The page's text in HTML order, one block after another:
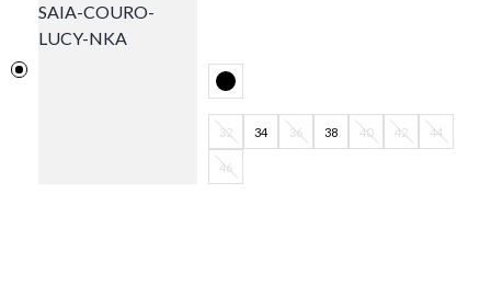
32 34 36 38 40 42 44
46